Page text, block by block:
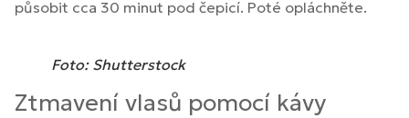
působit cca 30 minut pod čepicí. Poté opláchněte.
Foto: Shutterstock
Ztmavení vlasů pomocí kávy